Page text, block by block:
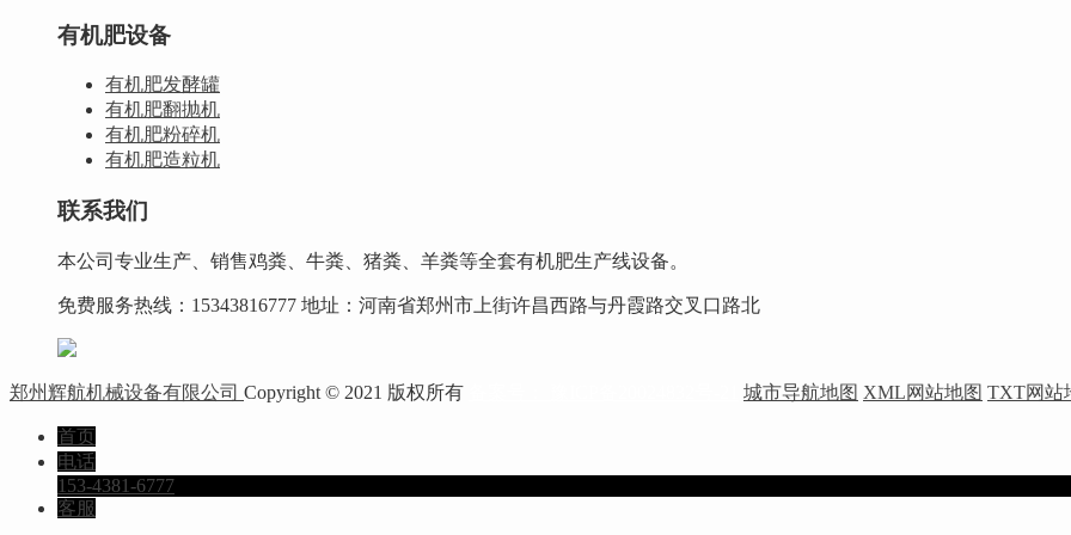
有机肥设备
有机肥发酵罐
有机肥翻抛机
有机肥粉碎机
有机肥造粒机
联系我们
本公司专业生产、销售鸡粪、牛粪、猪粪、羊粪等全套有机肥生产线设备。
免费服务热线：15343816777 地址：河南省郑州市上街许昌西路与丹霞路交叉口路北
郑州辉航机械设备有限公司 Copyright © 2021 版权所有 城市导航地图 XML网站地图 TXT网站
首页
电话
153-4381-6777
客服